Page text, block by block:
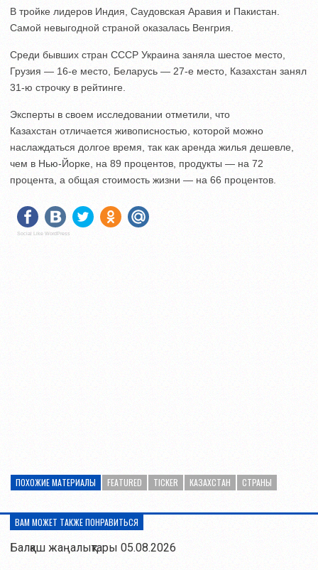
В тройке лидеров Индия, Саудовская Аравия и Пакистан.
Самой невыгодной страной оказалась Венгрия.
Среди бывших стран СССР Украина заняла шестое место,
Грузия — 16-е место, Беларусь — 27-е место, Казахстан занял
31-ю строчку в рейтинге.
Эксперты в своем исследовании отметили, что
Казахстан отличается живописностью, которой можно
наслаждаться долгое время, так как аренда жилья дешевле,
чем в Нью-Йорке, на 89 процентов, продукты — на 72
процента, а общая стоимость жизни — на 66 процентов.
Social Like WordPress
ПОХОЖИЕ МАТЕРИАЛЫ FEATURED TICKER КАЗАХСТАН СТРАНЫ
ВАМ МОЖЕТ ТАКЖЕ ПОНРАВИТЬСЯ
Балқаш жаңалықтары 05.08.2026